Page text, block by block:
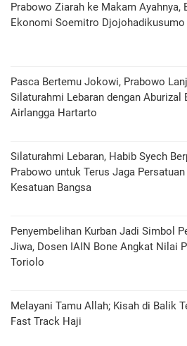
Prabowo Ziarah ke Makam Ayahnya,
Ekonomi Soemitro Djojohadikusumo
Pasca Bertemu Jokowi, Prabowo
Silaturahmi Lebaran dengan Aburizal
Airlangga Hartarto
Silaturahmi Lebaran, Habib Syech
Prabowo untuk Terus Jaga Persatuan
Kesatuan Bangsa
Penyembelihan Kurban Jadi Simbol
Jiwa, Dosen IAIN Bone Angkat Nilai
Toriolo
Melayani Tamu Allah; Kisah di Balik
Fast Track Haji